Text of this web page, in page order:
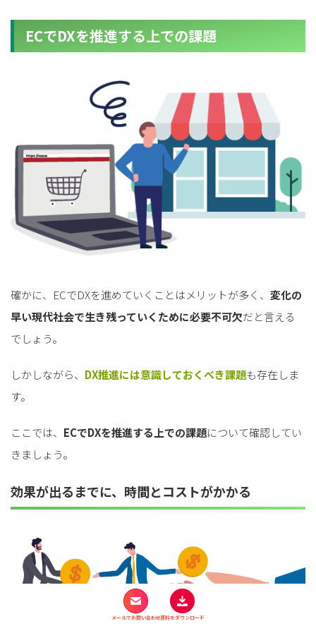
ECでDXを推進する上での課題
確かに、ECでDXを進めていくことはメリットが多く、 変化の
早い現代社会で生き残っていくために必要不可欠だと言える
でしょう。
しかしながら、 DX推進には意識しておくべき課題も存在しま
す。
ここでは、 ECでDXを推進する上での課題について確認してい
きましょう。
効果が出るまでに、時間とコストがかかる
メールでお問い合わせ資料をダウンロード